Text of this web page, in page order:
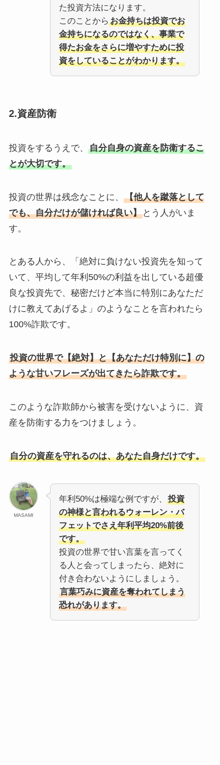
た投資方法になります。
このことから お金持ちは投資でお
金持ちになるのではなく、事業で
得たお金をさらに増やすために投
資をしていることがわかります。
2.資産防衛
投資をするうえで、 自分自身の資産を防衛するこ
とが大切です。
投資の世界は残念なことに、 【他人を蹴落として
でも、自分だけが儲ければ良い】とう人がいま
す。
とある人から、「絶対に負けない投資先を知って
いて、平均して年利50%の利益を出している超優
良な投資先で、秘密だけど本当に特別にあなただ
けに教えてあげるよ」のようなことを言われたら
100%詐欺です。
投資の世界で【絶対】と【あなただけ特別に】の
ような甘いフレーズが出てきたら詐欺です。
このような詐欺師から被害を受けないように、資
産を防衛する力をつけましょう。
自分の資産を守れるのは、あなた自身だけです。
MASAMI
年利50%は極端な例ですが、
投資
の神様と言われるウォーレン・バ
フェットでさえ年利平均20%前後
です。
投資の世界で甘い言葉を言ってく
る人と会ってしまったら、絶対に
付き合わないようにしましょう。
言葉巧みに資産を奪われてしまう
恐れがあります。